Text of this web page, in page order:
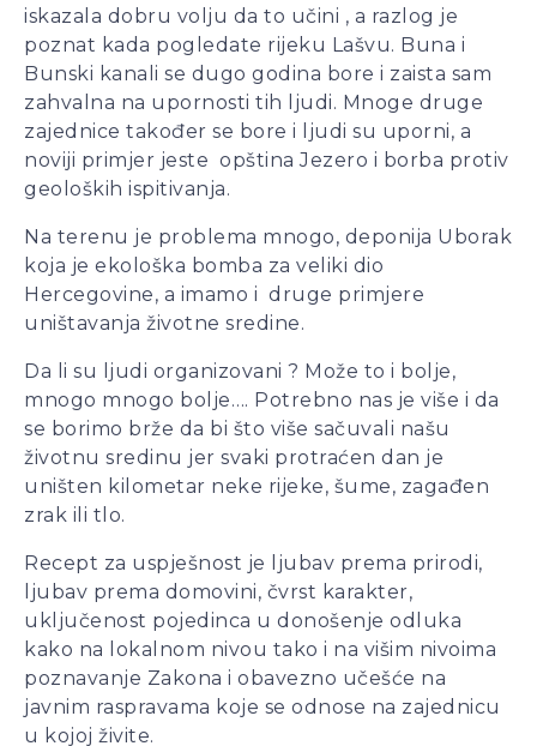
iskazala dobru volju da to učini , a razlog je
poznat kada pogledate rijeku Lašvu. Buna i
Bunski kanali se dugo godina bore i zaista sam
zahvalna na upornosti tih ljudi. Mnoge druge
zajednice također se bore i ljudi su uporni, a
noviji primjer jeste opština Jezero i borba protiv
geoloških ispitivanja.
Na terenu je problema mnogo, deponija Uborak
koja je ekološka bomba za veliki dio
Hercegovine, a imamo i druge primjere
uništavanja životne sredine.
Da li su ljudi organizovani ? Može to i bolje,
mnogo mnogo bolje…. Potrebno nas je više i da
se borimo brže da bi što više sačuvali našu
životnu sredinu jer svaki protraćen dan je
uništen kilometar neke rijeke, šume, zagađen
zrak ili tlo.
Recept za uspješnost je ljubav prema prirodi,
ljubav prema domovini, čvrst karakter,
uključenost pojedinca u donošenje odluka
kako na lokalnom nivou tako i na višim nivoima
poznavanje Zakona i obavezno učešće na
javnim raspravama koje se odnose na zajednicu
u kojoj živite.